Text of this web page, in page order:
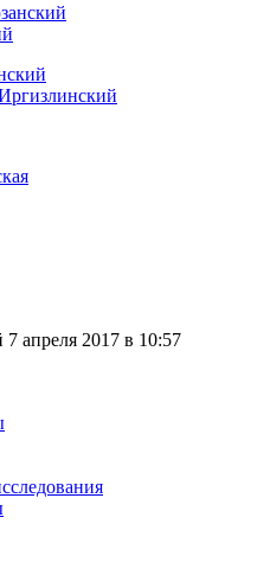
апреля 2017 в 10:57